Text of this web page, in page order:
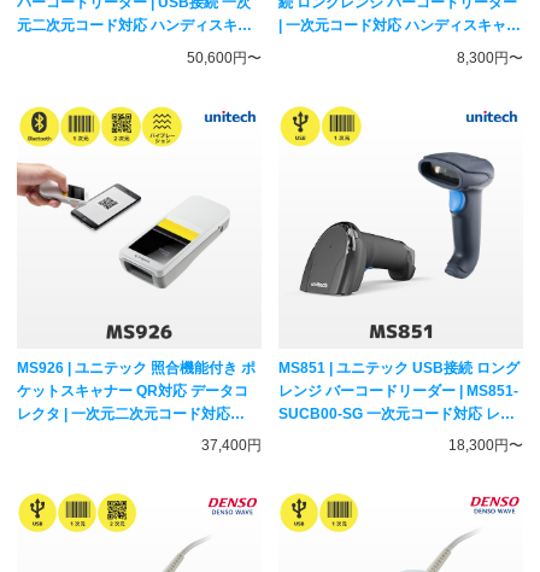
元二次元コード対応 ハンディスキャ
50,600円〜
| 一次元コード対応 ハンディスキャナ
8,300円〜
MS926 | ユニテック 照合機能付き ポ
ケットスキャナー QR対応 データコ
レクタ | 一次元二次元コード対応
37,400円
MS851 | ユニテック USB接続 ロング
レンジ バーコードリーダー | MS851-
SUCB00-SG 一次元コード対応 レー
ザー式 ハンディスキャナー unitech
18,300円〜